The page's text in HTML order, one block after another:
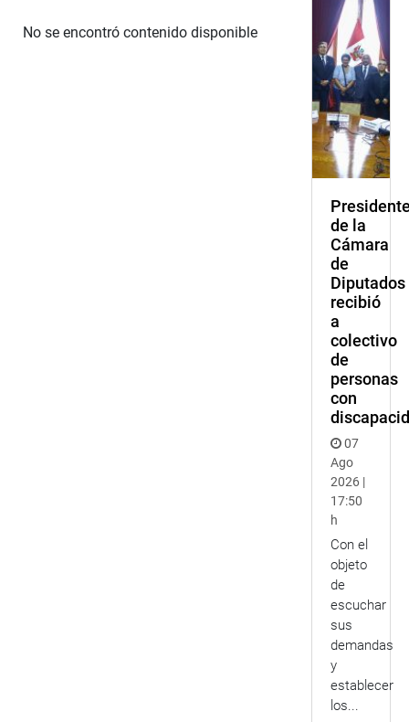
No se encontró contenido disponible
de la
Cámara
de
Diputados
recibió
a
colectivo
de
personas
con
07
Ago
2026 |
17:50
h
Con el
objeto
de
escuchar
sus
demandas
y
establecer
los...